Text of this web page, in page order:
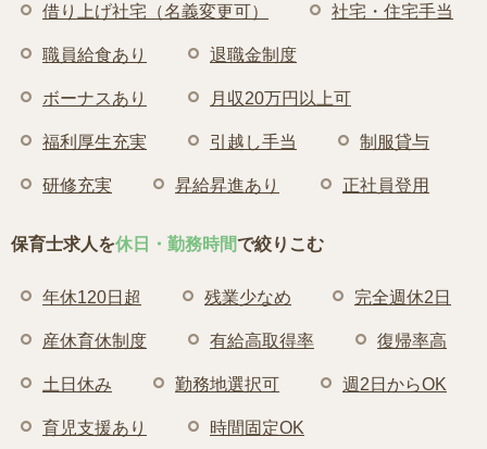
借り上げ社宅（名義変更可） 社宅・住宅手当
職員給食あり 退職金制度
ボーナスあり 月収20万円以上可
福利厚生充実 引越し手当 制服貸与
研修充実 昇給昇進あり 正社員登用
保育士求人を休日・勤務時間で絞りこむ
年休120日超 残業少なめ 完全週休2日
産休育休制度 有給高取得率 復帰率高
土日休み 勤務地選択可 週2日からOK
育児支援あり 時間固定OK